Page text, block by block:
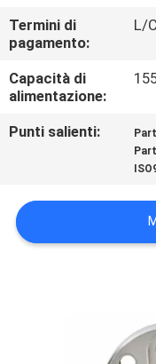
CHIEDI
UN
PREVENTIVO
DEL
SITO
Termini di
pagamento:
L/
Capacità di
alimentazione:
Punti salienti: